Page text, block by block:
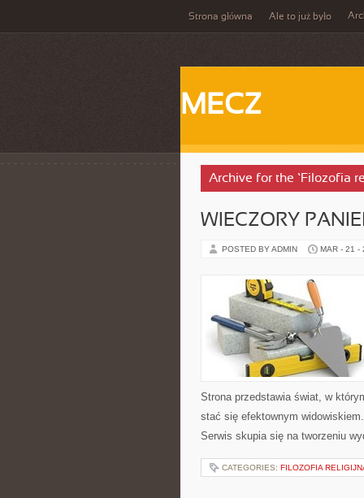
Strona główna Ale to już było
MECZ
Archive for the ‘Filozofia
WIECZORY
POSTED BY ADMIN MAR - 21 -
Strona przedstawia świat, w
stać się efektownym
Serwis skupia się na tworzeniu
CATEGORIES: FILOZOFIA